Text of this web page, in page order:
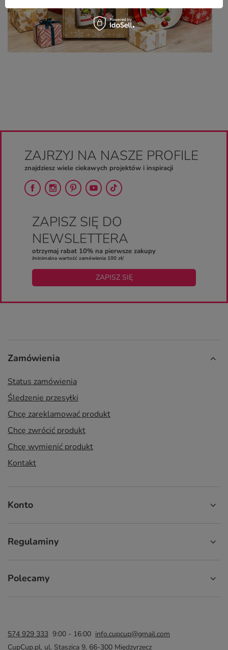
ZAJRZYJ NA NASZE PROFILE
znajdziesz wiele ciekawych projektów i inspiracji
ZAPISZ SIĘ DO
NEWSLETTERA
otrzymaj rabat 10% na pierwsze zakupy
/minimalna wartość zamówienia 100 zł/
ZAPISZ SIĘ
Zamówienia
Status zamówienia
Śledzenie przesyłki
Chcę zareklamować produkt
Chcę zwrócić produkt
Chcę wymienić produkt
Kontakt
Konto
Regulaminy
Polecamy
574 929 333 9:00 - 16:00 info.cupcup@gmail.com
CupCup.pl, ul. Staszica 9, 66-300 Międzyrzecz